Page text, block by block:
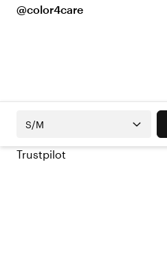
@color4care
S/M
Trustpilot